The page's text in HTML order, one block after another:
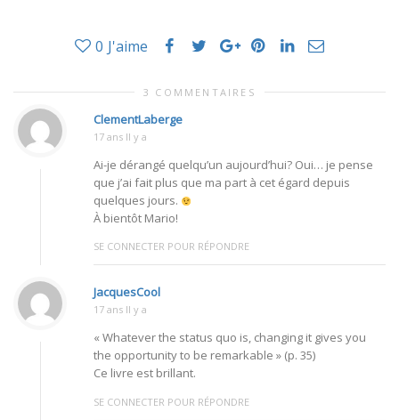
0 J'aime
3 COMMENTAIRES
ClementLaberge
17 ans Il y a
Ai-je dérangé quelqu’un aujourd’hui? Oui… je pense
que j’ai fait plus que ma part à cet égard depuis
quelques jours.
À bientôt Mario!
SE CONNECTER POUR RÉPONDRE
JacquesCool
17 ans Il y a
« Whatever the status quo is, changing it gives you
the opportunity to be remarkable » (p. 35)
Ce livre est brillant.
SE CONNECTER POUR RÉPONDRE